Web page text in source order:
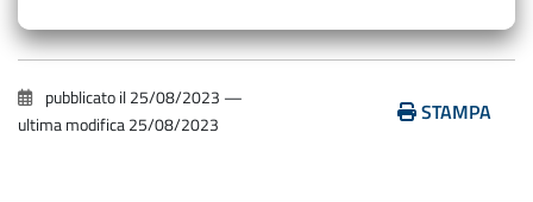
pubblicato il25/08/2023 —
ultima modifica25/08/2023 STAMPA